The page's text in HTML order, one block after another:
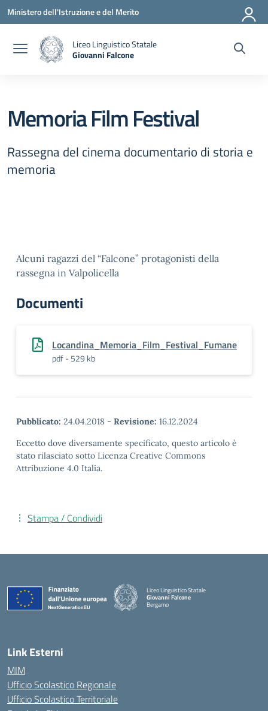
Vai ai contenuti
Vai al menu di navigazione
Vai al footer
Ministero dell'Istruzione e del Merito
Liceo Linguistico Statale
Giovanni Falcone
Memoria Film Festival
Rassegna del cinema documentario di storia e
memoria
Alcuni ragazzi del “Falcone” protagonisti della
rassegna in Valpolicella
Documenti
Locandina_Memoria_Film_Festival_Fumane
pdf - 529 kb
Pubblicato: 24.04.2018 - Revisione: 16.12.2024
Eccetto dove diversamente specificato, questo articolo è
stato rilasciato sotto Licenza Creative Commons
Attribuzione 4.0 Italia.
Stampa / Condividi
Liceo Linguistico Statale
Giovanni Falcone
Bergamo
— Visita la pagina iniziale della scuola
Link Esterni
MIM
Ufficio Scolastico Regionale
Ufficio Scolastico Territoriale